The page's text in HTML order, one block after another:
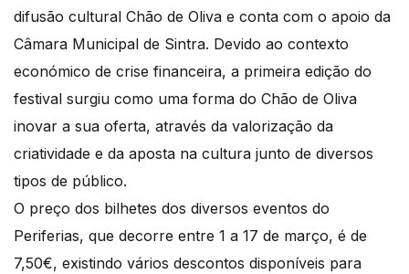
difusão cultural Chão de Oliva e conta com o apoio da
Câmara Municipal de Sintra. Devido ao contexto
económico de crise financeira, a primeira edição do
festival surgiu como uma forma do Chão de Oliva
inovar a sua oferta, através da valorização da
criatividade e da aposta na cultura junto de diversos
tipos de público.
O preço dos bilhetes dos diversos eventos do
Periferias, que decorre entre 1 a 17 de março, é de
7,50€, existindo vários descontos disponíveis para